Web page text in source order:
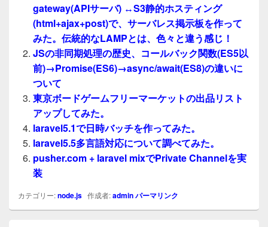
gateway(APIサーバ) ↔S3静的ホスティング
(html+ajax+post)で、サーバレス掲示板を作って
みた。伝統的なLAMPとは、色々と違う感じ！
JSの非同期処理の歴史、コールバック関数(ES5以
前)→Promise(ES6)→async/await(ES8)の違いに
ついて
東京ボードゲームフリーマーケットの出品リスト
アップしてみた。
laravel5.1で日時バッチを作ってみた。
laravel5.5多言語対応について調べてみた。
pusher.com + laravel mixでPrivate Channelを実
装
カテゴリー:node.js 作成者:adminパーマリンク